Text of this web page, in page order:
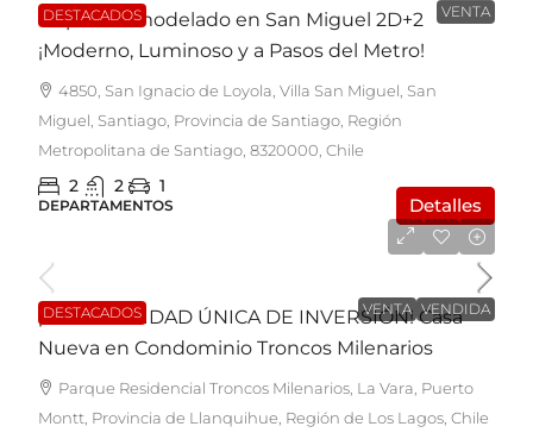
DESTACADOS VENTA
Depto. Remodelado en San Miguel 2D+2
¡Moderno, Luminoso y a Pasos del Metro!
4850, San Ignacio de Loyola, Villa San Miguel, San
Miguel, Santiago, Provincia de Santiago, Región
Metropolitana de Santiago, 8320000, Chile
2 2 1
DEPARTAMENTOS Detalles
DESTACADOS VENTA VENDIDA
¡OPORTUNIDAD ÚNICA DE INVERSIÓN! Casa
Nueva en Condominio Troncos Milenarios
Parque Residencial Troncos Milenarios, La Vara, Puerto
Montt, Provincia de Llanquihue, Región de Los Lagos, Chile